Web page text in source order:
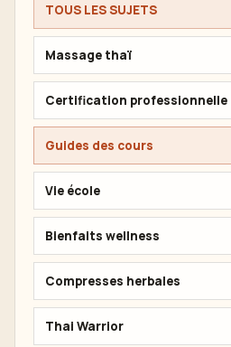
TOUS LES SUJETS
Massage thaï
Certification professionnelle
Guides des cours
Vie école
Bienfaits wellness
Compresses herbales
Thai Warrior